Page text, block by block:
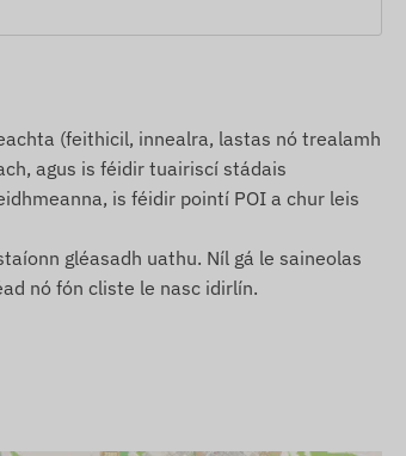
(feithicil, innealra, lastas nó trealamh
agus is féidir tuairiscí stádais
is féidir pointí POI a chur leis
gléasadh uathu. Níl gá le saineolas
nó fón cliste le nasc idirlín.